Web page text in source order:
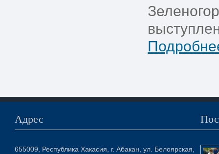
Адрес
655009, Республика Хакасия, г. Абакан, ул. Белоярская,